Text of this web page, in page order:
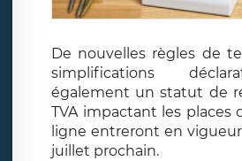
De nouvelles règles de
simplifications
également un statut de
TVA impactant les places
ligne entreront en
juillet prochain.